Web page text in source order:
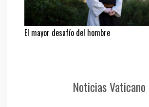
El mayor desafío del hombre
Noticias Vaticano